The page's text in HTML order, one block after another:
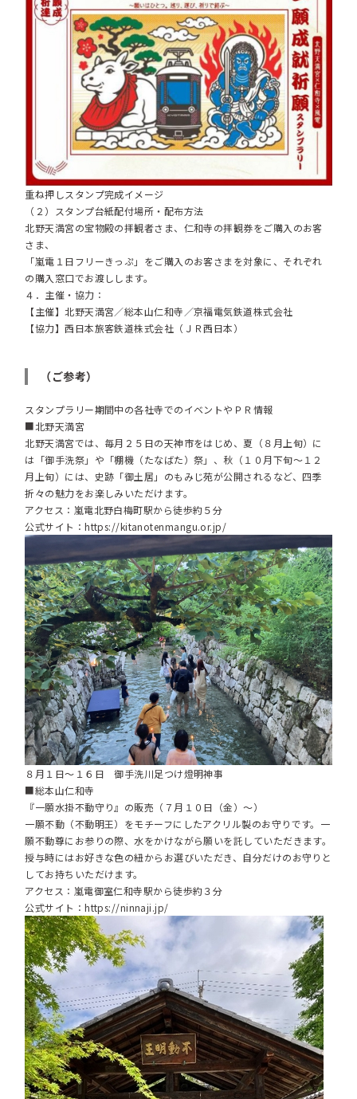
重ね押しスタンプ完成イメージ
（２）スタンプ台紙配付場所・配布方法
北野天満宮の宝物殿の拝観者さま、仁和寺の拝観券をご購入のお客
さま、
「嵐電１日フリーきっぷ」をご購入のお客さまを対象に、それぞれ
の購入窓口でお渡しします。
４．主催・協力：
【主催】北野天満宮／総本山仁和寺／京福電気鉄道株式会社
【協力】西日本旅客鉄道株式会社（ＪＲ西日本）
（ご参考）
スタンプラリー期間中の各社寺でのイベントやＰＲ情報
■北野天満宮
北野天満宮では、毎月２５日の天神市をはじめ、夏（８月上旬）に
は「御手洗祭」や「棚機（たなばた）祭」、秋（１０月下旬～１２
月上旬）には、史跡「御土居」のもみじ苑が公開されるなど、四季
折々の魅力をお楽しみいただけます。
アクセス：嵐電北野白梅町駅から徒歩約５分
公式サイト：https://kitanotenmangu.or.jp/
８月１日～１６日 御手洗川足つけ燈明神事
■総本山仁和寺
『一願水掛不動守り』の販売（７月１０日（金）～）
一願不動（不動明王）をモチーフにしたアクリル製のお守りです。一
願不動尊にお参りの際、水をかけながら願いを託していただきます。
授与時にはお好きな色の紐からお選びいただき、自分だけのお守りと
してお持ちいただけます。
アクセス：嵐電御室仁和寺駅から徒歩約３分
公式サイト：https://ninnaji.jp/